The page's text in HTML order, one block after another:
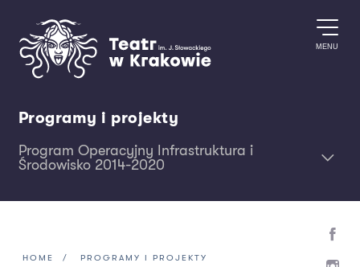
MENU
Programy i projekty
Program Operacyjny Infrastruktura i
Środowisko 2014-2020
HOME PROGRAMY I PROJEKTY